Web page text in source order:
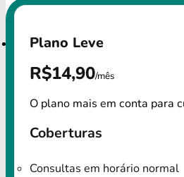
Plano Leve
R$14,90/mês
O plano mais em conta para
Coberturas
Consultas em horário normal